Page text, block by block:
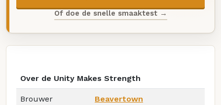
Of doe de snelle smaaktest →
Over de Unity Makes Strength
Brouwer Beavertown